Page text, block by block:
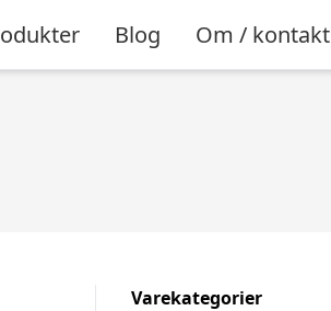
Blog Om / kontakt
Varekategorier